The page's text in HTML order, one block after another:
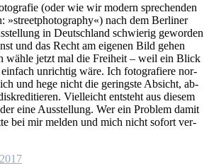
(oder wie wir mo­dern spre­chen­den
»street­photo­gra­phy«) nach dem Ber­li­ner
in Deutsch­land schwie­rig ge­wor­den
und das Recht am ei­ge­nen Bild ge­hen
wäh­le jetzt mal die Frei­heit – weil ein Blick
un­rich­tig wä­re. Ich fo­to­gra­fie­re nor­
und he­ge nicht die ge­rings­te Ab­sicht, ab­
Viel­leicht ent­steht aus die­sem
ei­ne Aus­stel­lung. Wer ein Pro­blem da­mit
bei mir mel­den und mich nicht so­fort ver­